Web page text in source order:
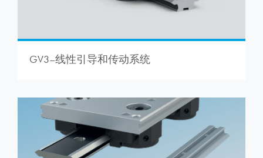
GV3–线性引导和传动系统